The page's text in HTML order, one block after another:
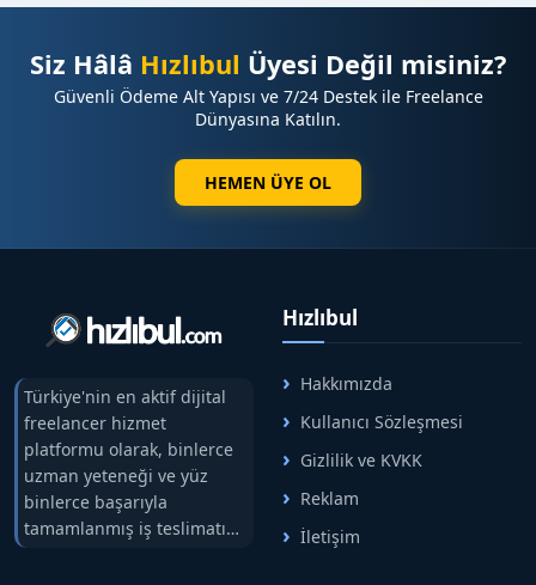
Siz Hâlâ Hızlıbul Üyesi Değil misiniz?
Güvenli Ödeme Alt Yapısı ve 7/24 Destek ile Freelance
Dünyasına Katılın.
HEMEN ÜYE OL
Türkiye'nin en aktif dijital
freelancer hizmet
platformu olarak, binlerce
uzman yeteneği ve yüz
binlerce başarıyla
tamamlanmış iş teslimatını
tek çatıda buluşturuyoruz.
Hızlıbul
Hakkımızda
Kullanıcı Sözleşmesi
Gizlilik ve KVKK
Reklam
İletişim